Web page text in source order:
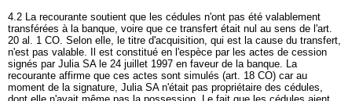
4.2 La recourante soutient que les cédules n'ont pas été valablement
transférées à la banque, voire que ce transfert était nul au sens de l'art.
20 al. 1 CO. Selon elle, le titre d'acquisition, qui est la cause du transfert,
n'est pas valable. Il est constitué en l'espèce par les actes de cession
signés par Julia SA le 24 juillet 1997 en faveur de la banque. La
recourante affirme que ces actes sont simulés (art. 18 CO) car au
moment de la signature, Julia SA n'était pas propriétaire des cédules,